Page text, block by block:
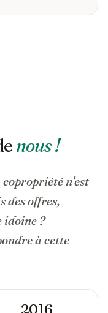
nous !
n'est
des offres,
idoine ?
à cette
2016